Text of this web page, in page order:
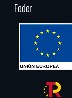
Feder